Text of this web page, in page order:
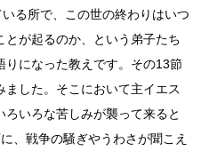
る所で、この世の終わりはいつ
が起るのか、という弟子たち
りになった教えです。その13節
ました。そこにおいて主イエス
いろな苦しみが襲って来ると
、戦争の騒ぎやうわさが聞こえ